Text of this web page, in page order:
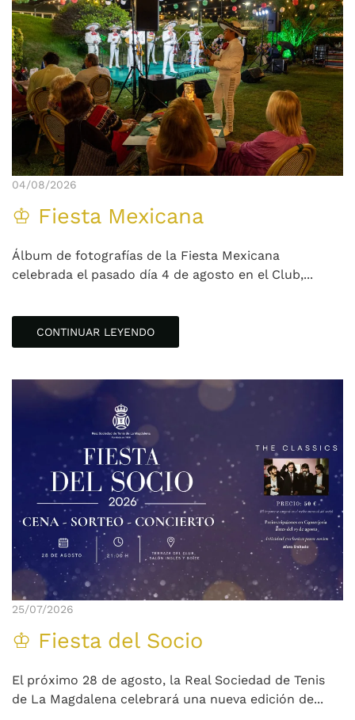
04/08/2026
♔ Fiesta Mexicana
Álbum de fotografías de la Fiesta Mexicana
celebrada el pasado día 4 de agosto en el Club,...
CONTINUAR LEYENDO
25/07/2026
♔ Fiesta del Socio
El próximo 28 de agosto, la Real Sociedad de Tenis
de La Magdalena celebrará una nueva edición de...